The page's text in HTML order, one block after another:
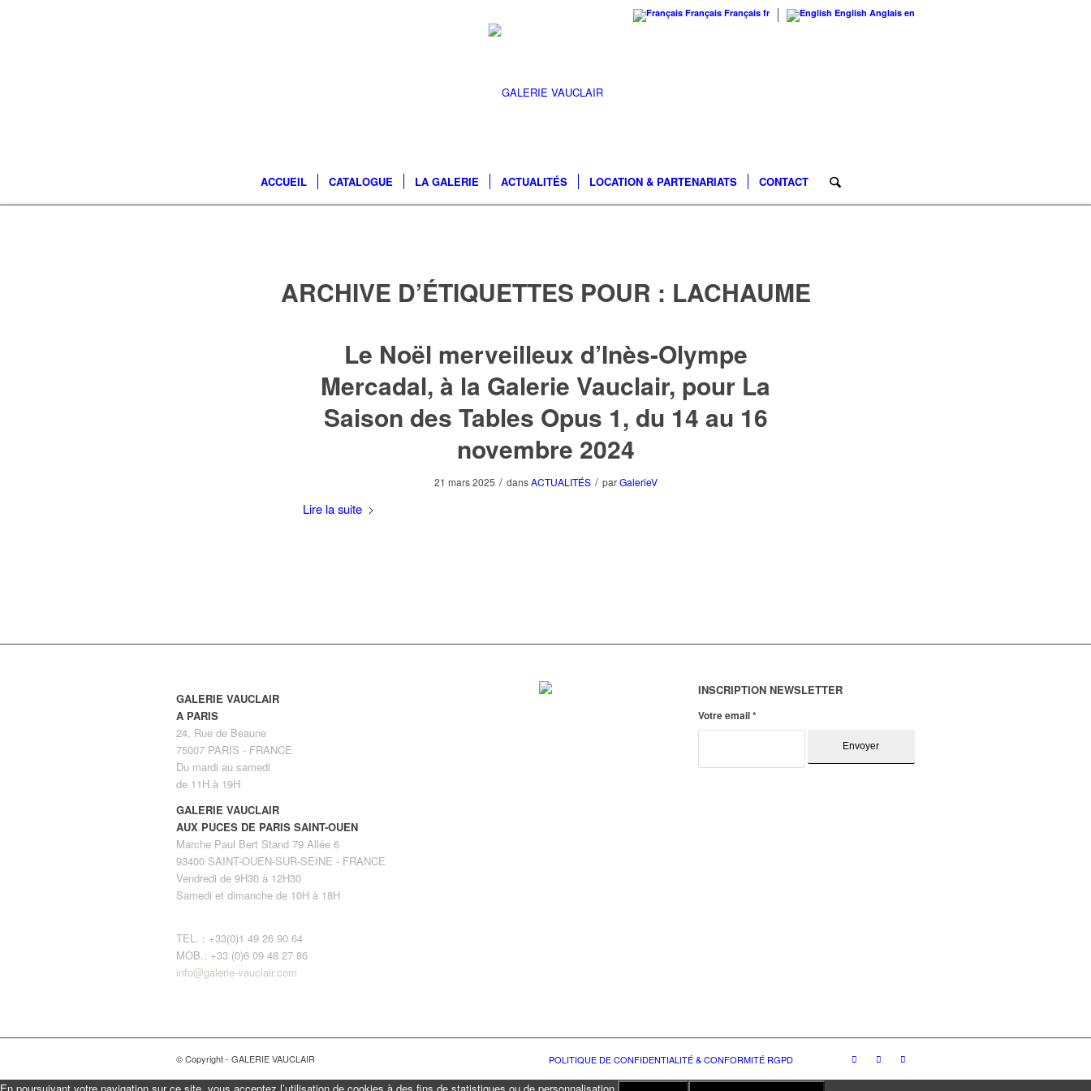
Français Français fr English Anglais en
ACCUEIL CATALOGUE LA GALERIE ACTUALITÉS LOCATION & PARTENARIATS CONTACT
ARCHIVE D’ÉTIQUETTES POUR : LACHAUME
Le Noël merveilleux d’Inès-Olympe
Mercadal, à la Galerie Vauclair, pour La
Saison des Tables Opus 1, du 14 au 16
novembre 2024
21 mars 2025 / dansACTUALITÉS / parGalerieV
Lire la suite
GALERIE VAUCLAIR
A PARIS
24, Rue de Beaune
75007 PARIS - FRANCE
Du mardi au samedi
de 11H à 19H
GALERIE VAUCLAIR
AUX PUCES DE PARIS SAINT-OUEN
Marche Paul Bert Stand 79 Allée 6
93400 SAINT-OUEN-SUR-SEINE - FRANCE
Vendredi de 9H30 à 12H30
Samedi et dimanche de 10H à 18H
TEL. : +33(0)1 49 26 90 64
MOB.: +33 (0)6 09 48 27 86
info@galerie-vauclair.com
INSCRIPTION NEWSLETTER
Votre email*
© Copyright - GALERIE VAUCLAIR POLITIQUE DE CONFIDENTIALITÉ & CONFORMITÉ RGPD